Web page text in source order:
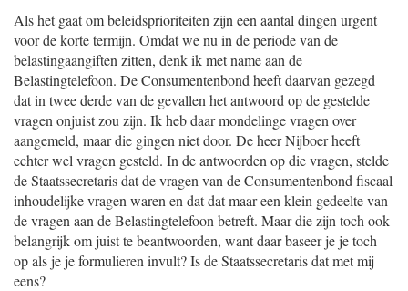
Als het gaat om beleidsprioriteiten zijn een aantal dingen urgent
voor de korte termijn. Omdat we nu in de periode van de
belastingaangiften zitten, denk ik met name aan de
Belastingtelefoon. De Consumentenbond heeft daarvan gezegd
dat in twee derde van de gevallen het antwoord op de gestelde
vragen onjuist zou zijn. Ik heb daar mondelinge vragen over
aangemeld, maar die gingen niet door. De heer Nijboer heeft
echter wel vragen gesteld. In de antwoorden op die vragen, stelde
de Staatssecretaris dat de vragen van de Consumentenbond fiscaal
inhoudelijke vragen waren en dat dat maar een klein gedeelte van
de vragen aan de Belastingtelefoon betreft. Maar die zijn toch ook
belangrijk om juist te beantwoorden, want daar baseer je je toch
op als je je formulieren invult? Is de Staatssecretaris dat met mij
eens?